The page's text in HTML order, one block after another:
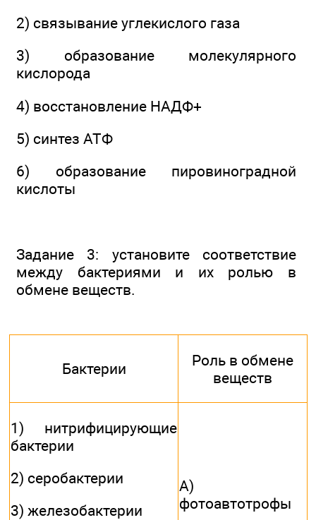
2) связывание углекислого газа
3) образование молекулярного
кислорода
4) восстановление НАДФ+
5) синтез АТФ
6) образование пировиноградной
кислоты
Задание 3: установите соответствие
между бактериями и их ролью в
обмене веществ.
Бактерии
Роль в обмене
веществ
1) нитрифицирующие
бактерии
2) серобактерии
3) железобактерии
A)
фотоавтотрофы